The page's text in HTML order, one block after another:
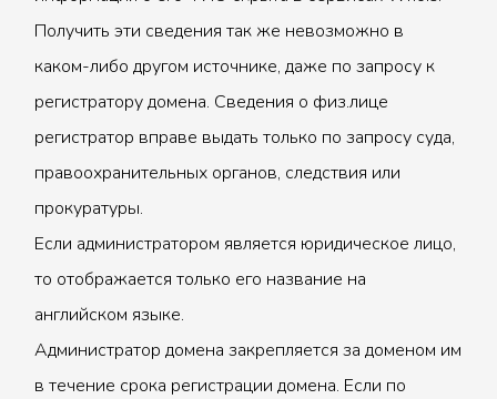
Получить эти сведения так же невозможно в
каком-либо другом источнике, даже по запросу к
регистратору домена. Сведения о физ.лице
регистратор вправе выдать только по запросу суда,
правоохранительных органов, следствия или
прокуратуры.
Если администратором является юридическое лицо,
то отображается только его название на
английском языке.
Администратор домена закрепляется за доменом им
в течение срока регистрации домена. Если по